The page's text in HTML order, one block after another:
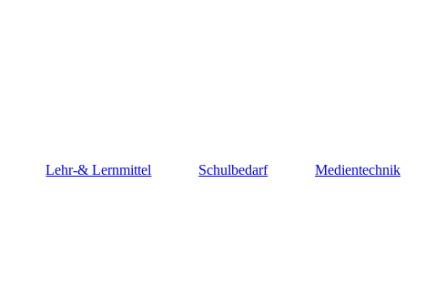
Lehr-& Lernmittel Schulbedarf Medientechnik